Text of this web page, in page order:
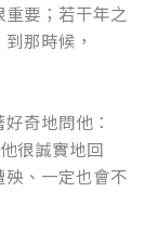
要；若干年之
那時候，
奇地問他：
很誠實地回
、一定也會不